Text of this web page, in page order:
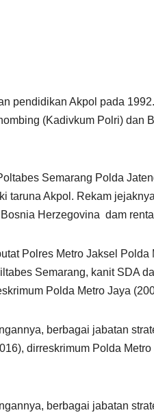
pendidikan Akpol pada
(Kadivkum Polri) dan
Semarang Polda
taruna Akpol. Rekam
Herzegovina dam
Polres Metro Jaksel Polda
Semarang, kanit SDA
Polda Metro Jaya
berbagai jabatan
dirreskrimum Polda
berbagai jabatan